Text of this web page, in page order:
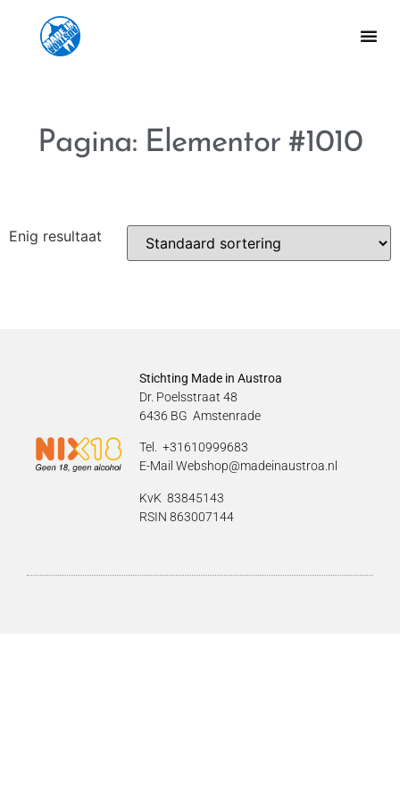
Pagina: Elementor #1010
Enig resultaat
Stichting Made in Austroa
Dr. Poelsstraat 48
6436 BG Amstenrade
Tel. +31610999683
E-Mail Webshop@madeinaustroa.nl
KvK 83845143
RSIN 863007144